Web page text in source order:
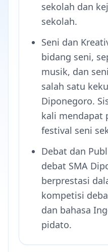
sekolah dan
sekolah.
Seni dan
bidang seni,
musik, dan
salah satu
Diponegoro.
kali mendapat
festival seni
Debat dan
debat SMA
berprestasi
kompetisi
dan bahasa
pidato.